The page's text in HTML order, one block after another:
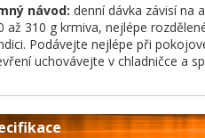
návod: denní dávka závisí na
až 310 g krmiva, nejlépe
Podávejte nejlépe při
uchovávejte v chladničce a